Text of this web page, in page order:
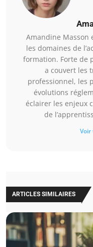
Amandine Masson
les domaines de
formation. Forte de
a couvert les
professionnel, les
évolutions
éclairer les enjeux
de
ARTICLES SIMILAIRES